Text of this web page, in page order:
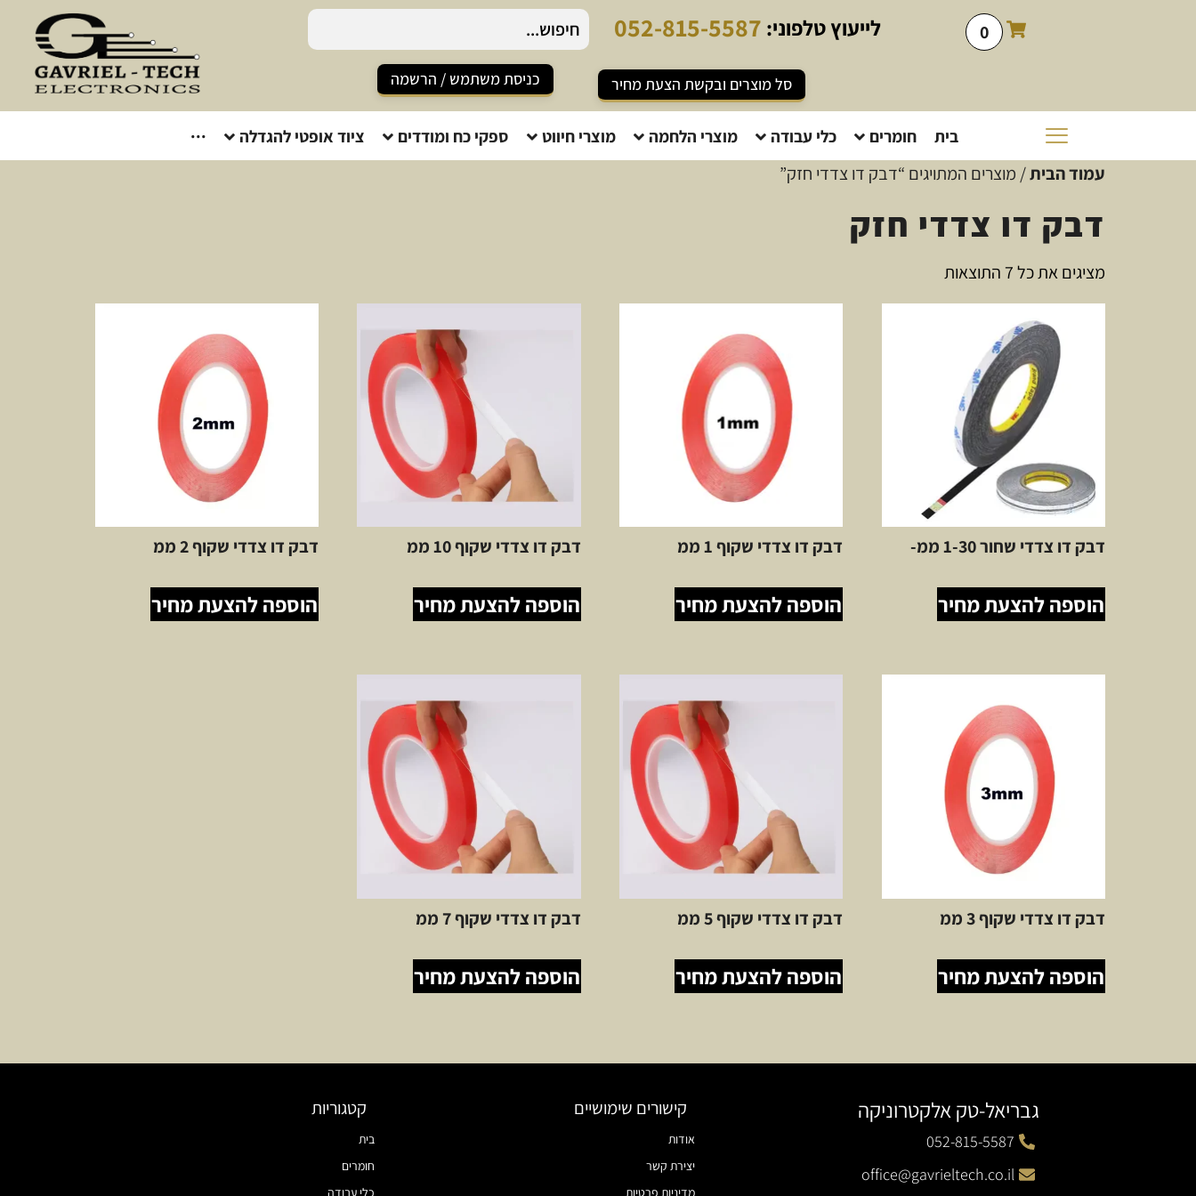
0 לייעוץטלפוני: 052-815-5587
סל מוצרים ובקשת הצעת מחיר כניסת משתמש / הרשמה
בית חומרים כלי עבודה מוצרי הלחמה מוצרי חיווט ספקי כח ומודדים ציוד אופטי להגדלה ···
עמוד הבית/ מוצרים המתויגים “דבק דו צדדי חזק”
דבק דו צדדי חזק
מציגים את כל ⁦7⁩ התוצאות
דבק דו צדדי שחור 1-30 ממ-
הוספה להצעת מחיר
דבק דו צדדי שקוף 1 ממ
הוספה להצעת מחיר
דבק דו צדדי שקוף 10 ממ
הוספה להצעת מחיר
דבק דו צדדי שקוף 2 ממ
הוספה להצעת מחיר
דבק דו צדדי שקוף 3 ממ
הוספה להצעת מחיר
דבק דו צדדי שקוף 5 ממ
הוספה להצעת מחיר
דבק דו צדדי שקוף 7 ממ
הוספה להצעת מחיר
גבריאל-טק אלקטרוניקה
052-815-5587
office@gavrieltech.co.il
קישורים שימושיים
אודות
יצירת קשר
מדיניות פרטיות
קטגוריות
בית
חומרים
כלי עבודה